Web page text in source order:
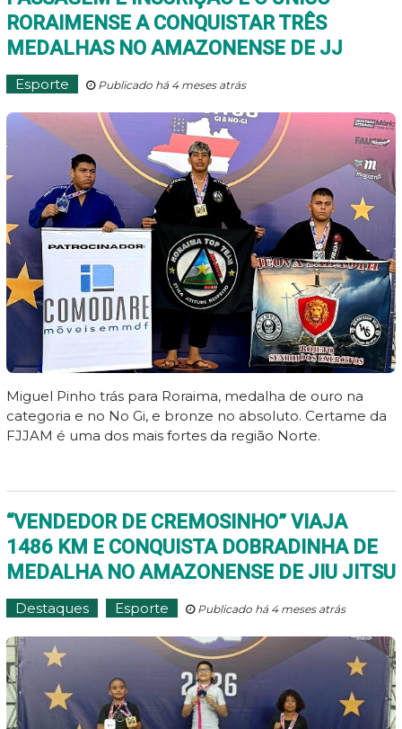
RORAIMENSE A CONQUISTAR TRÊS
MEDALHAS NO AMAZONENSE DE JJ
Esporte Publicado há 4 meses atrás
Miguel Pinho trás para Roraima, medalha de ouro na
categoria e no No Gi, e bronze no absoluto. Certame da
FJJAM é uma dos mais fortes da região Norte.
“VENDEDOR DE CREMOSINHO” VIAJA
1486 KM E CONQUISTA DOBRADINHA DE
MEDALHA NO AMAZONENSE DE JIU JITSU
Destaques Esporte Publicado há 4 meses atrás